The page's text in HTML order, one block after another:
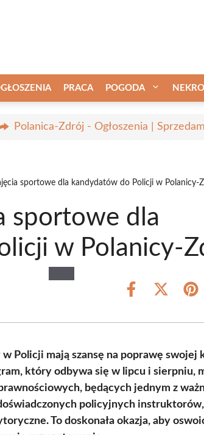
PRACA POGODA
Polanica-Zdrój - Ogłoszenia |
sportowe dla kandydatów do Policji w Polanicy-
sportowe dla
w Polanicy-
Share
Share
(Twitter)
Policji mają szansę na poprawę swojej
który odbywa się w lipcu i sierpniu,
będących jednym z
policyjnych
To doskonała okazja, aby